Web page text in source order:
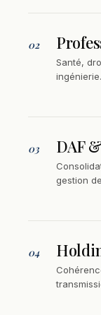
02
Santé,
ingénierie.
03 DAF
gestion
04